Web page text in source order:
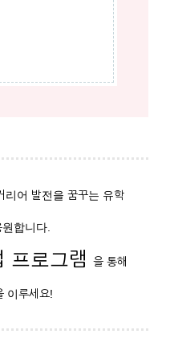
리어 발전을 꿈꾸는 유학
합니다.
프로그램 을 통해
이루세요!